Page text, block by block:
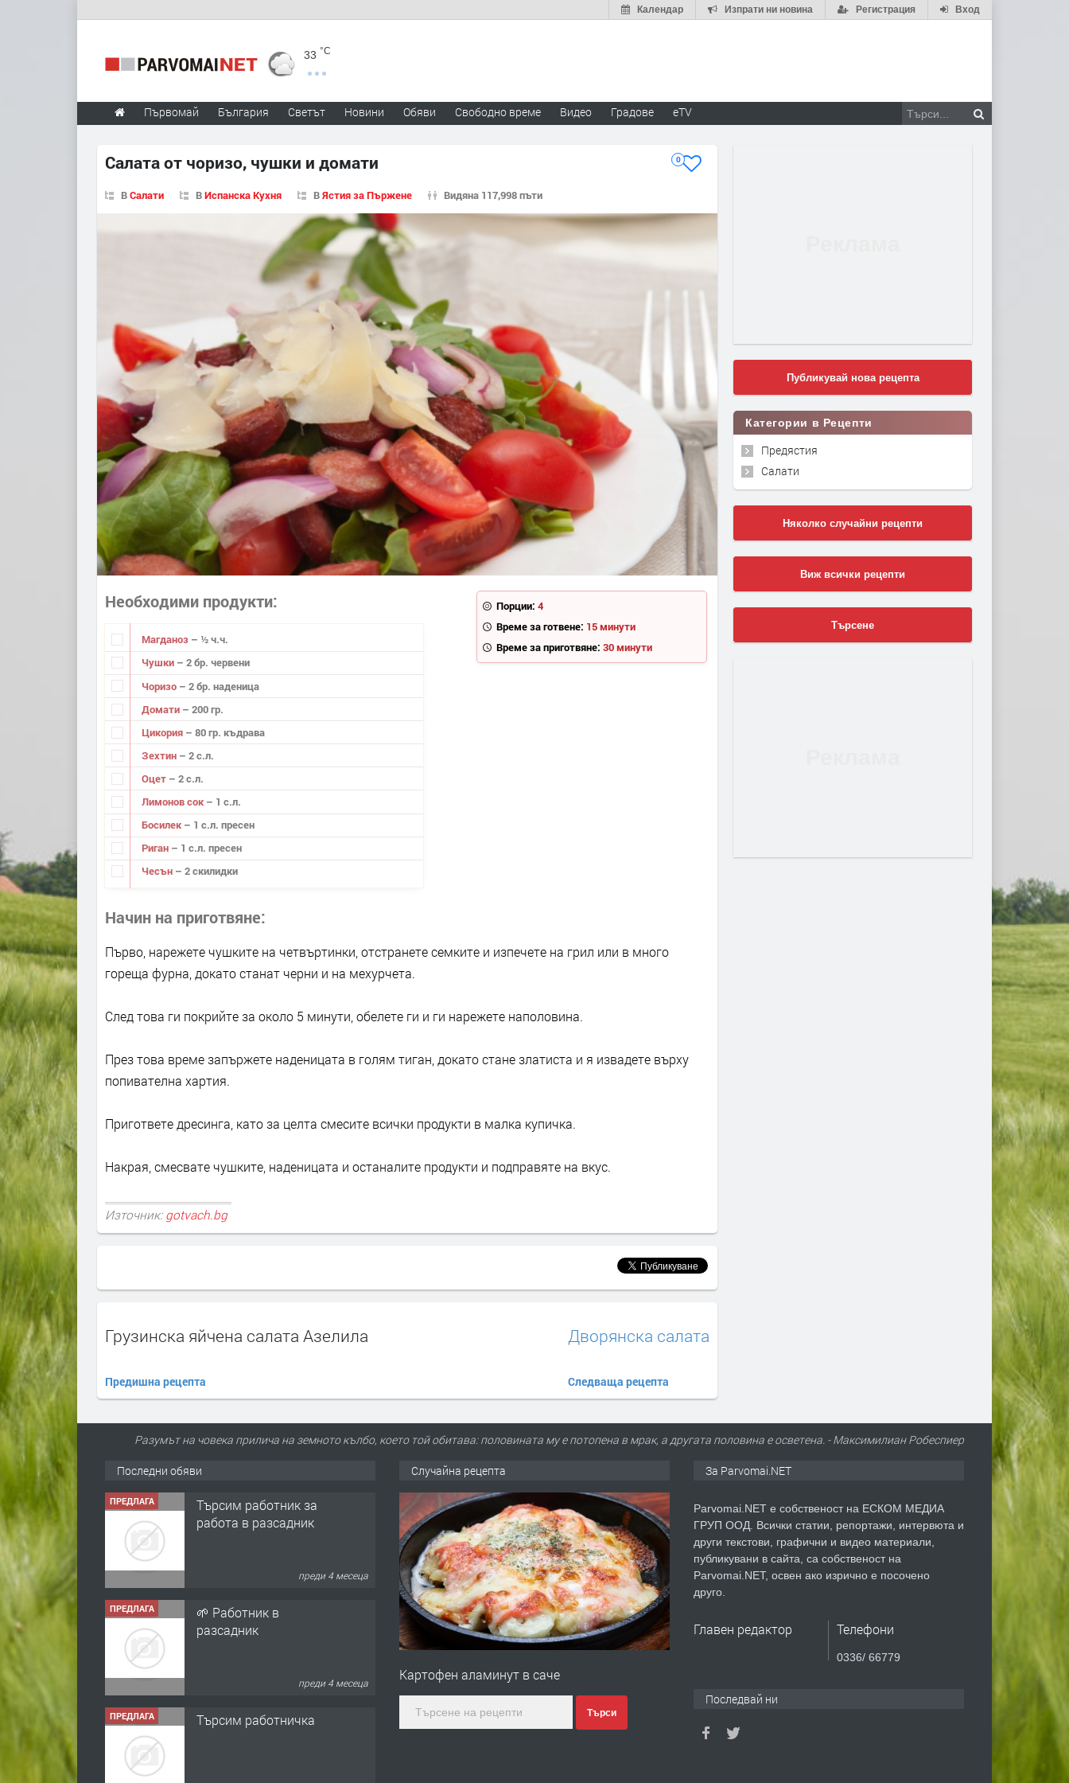
Вход
Регистрация
Изпрати ни новина
Календар
33 °C
Първомай България Светът Новини Обяви Свободно време Видео Градове eTV
Салата от чоризо, чушки и домати 0
ВСалати ВИспанска Кухня ВЯстия за Пържене Видяна 117,998 пъти
Порции: 4
Време за готвене: 15 минути
Време за приготвяне: 30 минути
Необходими продукти
Магданоз – ½ ч.ч.
Чушки – 2 бр. червени
Чоризо – 2 бр. наденица
Домати – 200 гр.
Цикория – 80 гр. къдрава
Зехтин – 2 с.л.
Оцет – 2 с.л.
Лимонов сок – 1 с.л.
Босилек – 1 с.л. пресен
Риган – 1 с.л. пресен
Чесън – 2 скилидки
Начин на приготвяне
Първо, нарежете чушките на четвъртинки, отстранете семките и изпечете на грил или в много
гореща фурна, докато станат черни и на мехурчета.
След това ги покрийте за около 5 минути, обелете ги и ги нарежете наполовина.
През това време запържете наденицата в голям тиган, докато стане златиста и я извадете върху
попивателна хартия.
Пригответе дресинга, като за целта смесите всички продукти в малка купичка.
Накрая, смесвате чушките, наденицата и останалите продукти и подправяте на вкус.
Източник: gotvach.bg
Грузинска яйчена салата Азелила
Предишна рецепта
Дворянска салата
Следваща рецепта
Публикувай нова рецепта
Категории в Рецепти
Предястия
Салати
Няколко случайни рецепти
Виж всички рецепти
Търсене
Разумът на човека прилича на земното кълбо, което той обитава: половината му е потопена в мрак, а другата половина е осветена. - Максимилиан Робеспиер
Последни обяви
ПРЕДЛАГА
Търсим работник за
работа в разсадник
преди 4 месеца
ПРЕДЛАГА
🌱 Работник в
разсадник
преди 4 месеца
ПРЕДЛАГА Търсим работничка
Случайна рецепта
Картофен аламинут в саче
Търси
За Parvomai.NET
Parvomai.NET е собственост на ЕСКОМ МЕДИА
ГРУП ООД. Всички статии, репортажи, интервюта и
други текстови, графични и видео материали,
публикувани в сайта, са собственост на
Parvomai.NET, освен ако изрично е посочено
друго.
Главен редактор Телефони
0336/ 66779
Последвай ни